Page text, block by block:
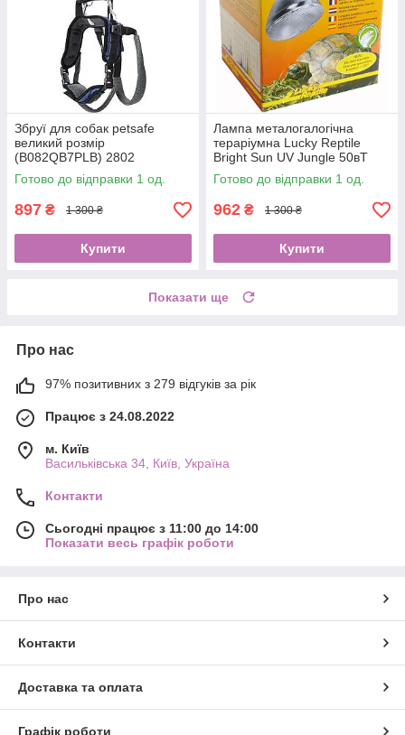
Збруї для собак petsafe
великий розмір
(B082QB7PLB) 2802
Готово до відправки 1 од.
897 ₴ 1 300 ₴
Купити
Лампа металогалогічна
тераріумна Lucky Reptile
Bright Sun UV Jungle 50вТ
E27 (B002CWWQ60) 4295
Готово до відправки 1 од.
962 ₴ 1 300 ₴
Купити
Показати ще
Про нас
97% позитивних з 279 відгуків за рік
Працює з 24.08.2022
м. Київ
Васильківська 34, Київ, Україна
Контакти
Сьогодні працює з 11:00 до 14:00
Показати весь графік роботи
Про нас
Контакти
Доставка та оплата
Графік роботи